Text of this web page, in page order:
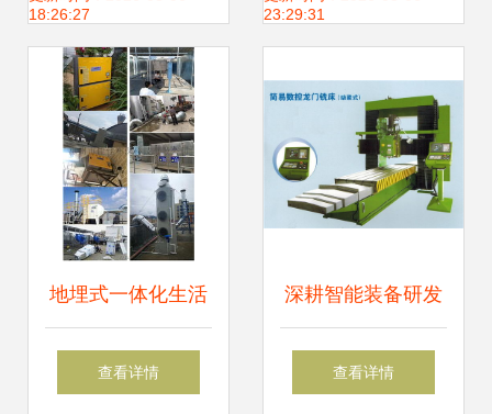
式破碎机如何领跑
18:26:27
23:29:31
地埋式一体化生活
污水处理设备 豆制
查看详情
深耕智能装备研发
南通数控龙门加工
查看详情